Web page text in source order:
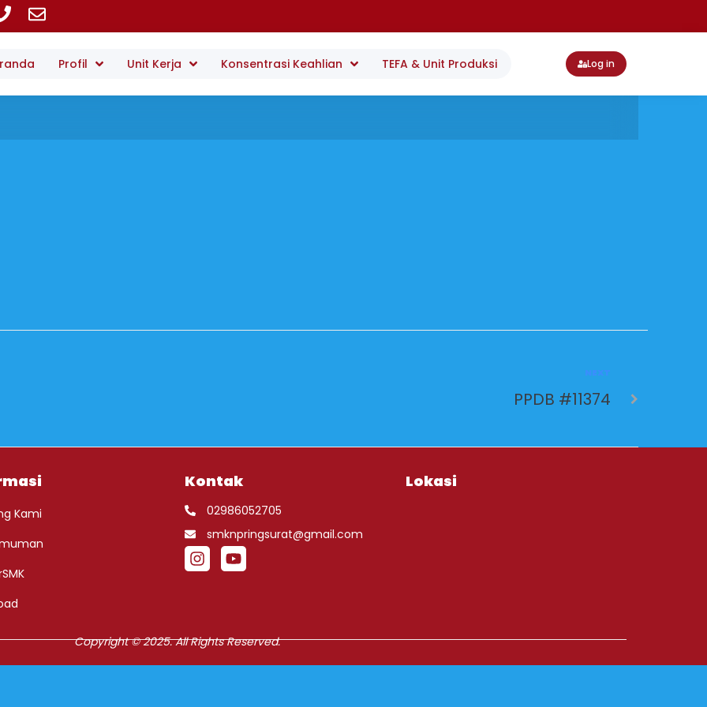
Profil Unit Kerja Konsentrasi Keahlian TEFA & Unit Produksi Log in
PPDB #11374
Kami
Kontak
02986052705
smknpringsurat@gmail.com
Lokasi
Copyright © 2025. All Rights Reserved.